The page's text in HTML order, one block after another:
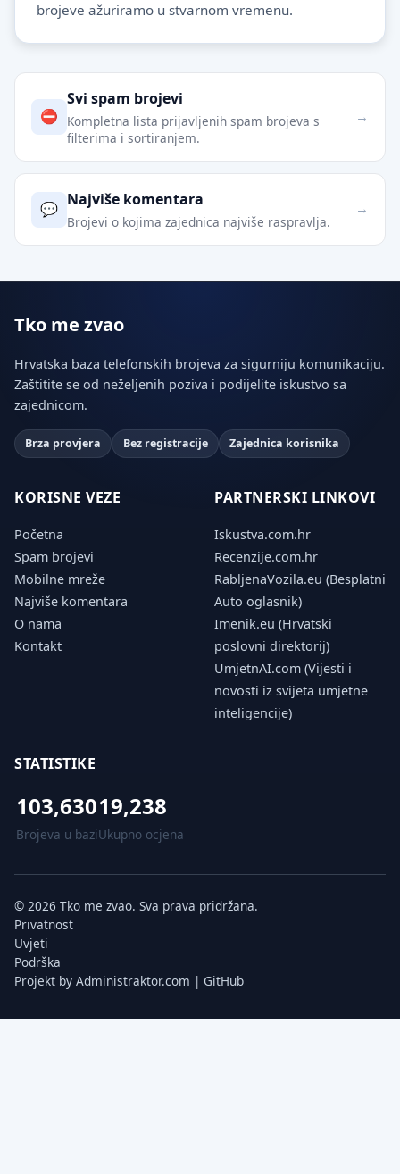
brojeve ažuriramo u stvarnom vremenu.
Povezane stranice
Svi spam brojevi
Kompletna lista prijavljenih spam brojeva s
filterima i sortiranjem.
Najviše komentara
Brojevi o kojima zajednica najviše raspravlja.
Tko me zvao
Hrvatska baza telefonskih brojeva za sigurniju komunikaciju.
Zaštitite se od neželjenih poziva i podijelite iskustvo sa
zajednicom.
Brza provjera Bez registracije Zajednica korisnika
KORISNE VEZE
Početna
Spam brojevi
Mobilne mreže
Najviše komentara
O nama
Kontakt
PARTNERSKI LINKOVI
Iskustva.com.hr
Recenzije.com.hr
RabljenaVozila.eu (Besplatni
Auto oglasnik)
Imenik.eu (Hrvatski
poslovni direktorij)
UmjetnAI.com (Vijesti i
novosti iz svijeta umjetne
inteligencije)
STATISTIKE
103,630
Brojeva u bazi
19,238
Ukupno ocjena
© 2026 Tko me zvao. Sva prava pridržana.
Privatnost
Uvjeti
Podrška
Projekt by Administraktor.com | GitHub